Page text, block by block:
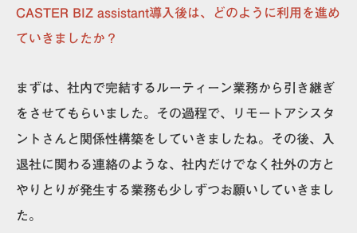
CASTER BIZ assistant導入後は、どのように利用を進め
ていきましたか？
まずは、社内で完結するルーティーン業務から引き継ぎ
をさせてもらいました。その過程で、リモートアシスタ
ントさんと関係性構築をしていきましたね。その後、入
退社に関わる連絡のような、社内だけでなく社外の方と
やりとりが発生する業務も少しずつお願いしていきまし
た。